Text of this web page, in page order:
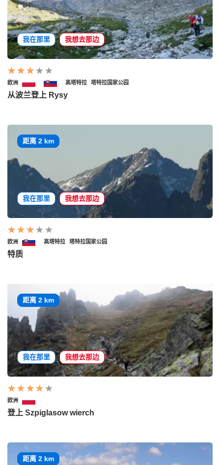
我在那里 我想去那边
欧洲 高塔特拉 塔特拉国家公园
从波兰登上 Rysy
距离 2 km
我在那里 我想去那边
欧洲 高塔特拉 塔特拉国家公园
特质
距离 2 km
我在那里 我想去那边
欧洲
登上 Szpiglasow wierch
距离 2 km